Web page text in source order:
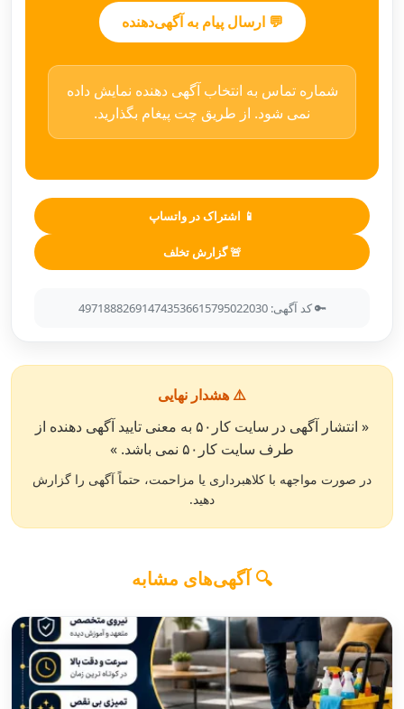
💬 ارسال پیام به آگهی‌دهنده
شماره تماس به انتخاب آگهی دهنده نمایش داده
نمی شود. از طریق چت پیغام بگذارید.
📱 اشتراک در واتساپ
🚨 گزارش تخلف
🔑 کد آگهی: 497188826914743536615795022030
⚠️ هشدار نهایی
« انتشار آگهی در سایت کار۵۰ به معنی تایید آگهی دهنده از
طرف سایت کار۵۰ نمی باشد. »
در صورت مواجهه با کلاهبرداری یا مزاحمت، حتماً آگهی را گزارش
دهید.
🔍 آگهی‌های مشابه